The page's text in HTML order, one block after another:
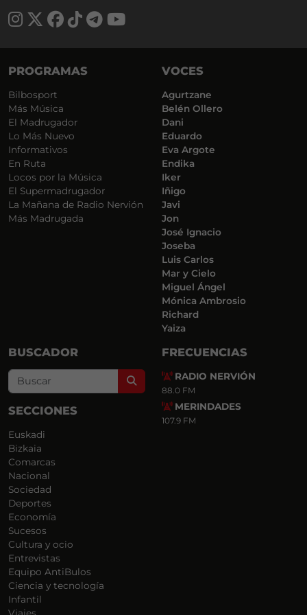
PROGRAMAS
Bilbosport
Más Música
El Madrugador
Lo Más Nuevo
Informativos
En Ruta
Locos por la Música
El Supermadrugador
La Mañana de Radio Nervión
Más Madrugada
VOCES
Agurtzane
Belén Ollero
Dani
Eduardo
Eva Argote
Endika
Iker
Iñigo
Javi
Jon
José Ignacio
Joseba
Luis Carlos
Mar y Cielo
Miguel Ángel
Mónica Ambrosio
Richard
Yaiza
BUSCADOR
Search
SECCIONES
Euskadi
Bizkaia
Comarcas
Nacional
Sociedad
Deportes
Economía
Sucesos
Cultura y ocio
Entrevistas
Equipo AntiBulos
Ciencia y tecnología
Infantil
FRECUENCIAS
RADIO NERVIÓN
88.0 FM
MERINDADES
107.9 FM